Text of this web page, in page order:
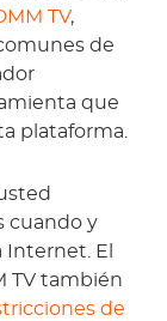
TV,
de
que
plataforma.
cuando y
Internet. El
TV también
de